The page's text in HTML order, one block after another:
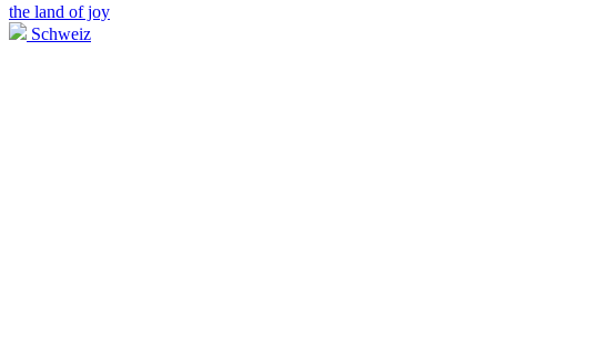
the land of joy
Schweiz